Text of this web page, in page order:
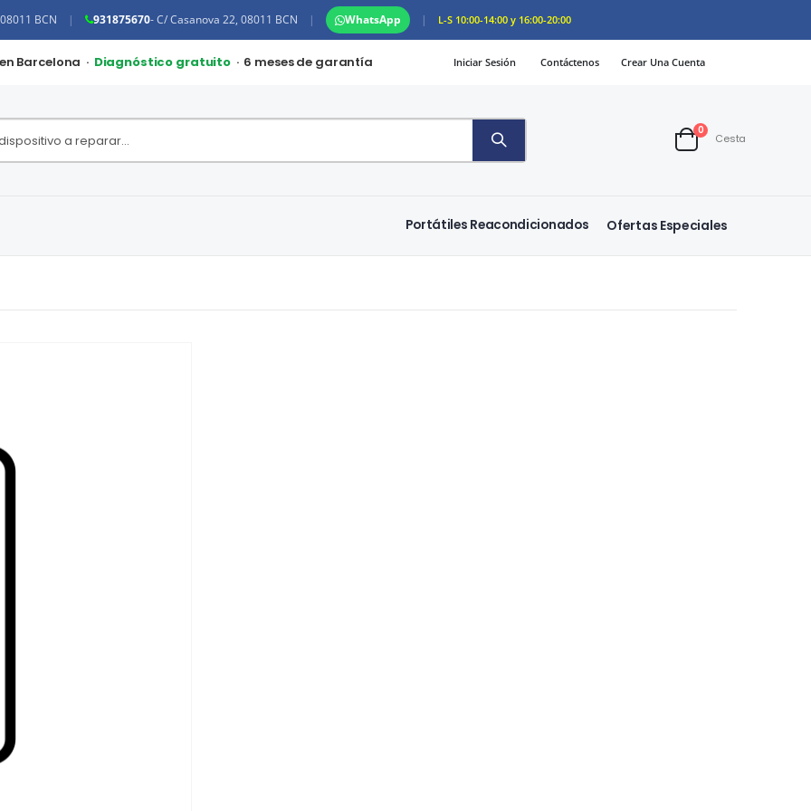
BCN | 931875670- C/ Casanova 22, 08011 BCN | WhatsApp | L-S 10:00-14:00 y 16:00-20:00
Barcelona · Diagnóstico gratuito · 6 meses de garantía Iniciar Sesión Contáctenos Crear Una Cuenta
Cart
0artículos
Cesta
Portátiles Reacondicionados Ofertas Especiales